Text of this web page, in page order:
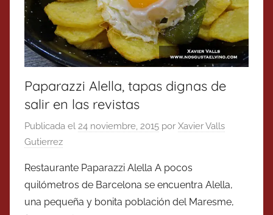
Paparazzi Alella, tapas dignas de
salir en las revistas
Publicada el 24 noviembre, 2015 por Xavier Valls
Gutierrez
Restaurante Paparazzi Alella A pocos
quilómetros de Barcelona se encuentra Alella,
una pequeña y bonita población del Maresme,